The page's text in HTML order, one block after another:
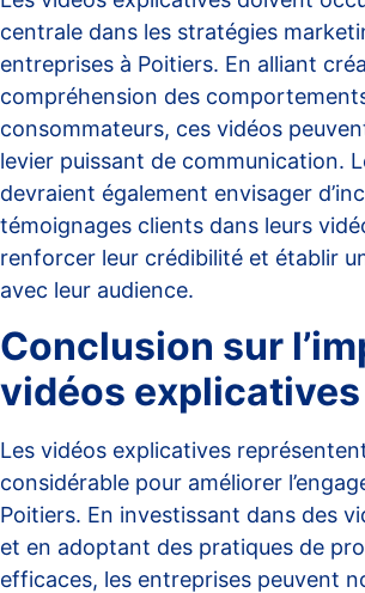
centrale dans les stratégies
entreprises à Poitiers. En alliant
compréhension des
consommateurs, ces vidéos
levier puissant de communication.
devraient également envisager
témoignages clients dans leurs
renforcer leur crédibilité et établir
avec leur audience.
Conclusion sur
vidéos explicatives
Les vidéos explicatives
considérable pour améliorer
Poitiers. En investissant dans des
et en adoptant des pratiques de
efficaces, les entreprises peuvent